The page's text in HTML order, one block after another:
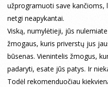
užprogramuoti save kančioms,
netgi neapykantai.
Viską, numylėtieji, jūs
žmogaus, kuris priverstų jus
būsenas. Vienintelis žmogus,
padaryti, esate jūs patys. Ir
Todėl rekomenduočiau